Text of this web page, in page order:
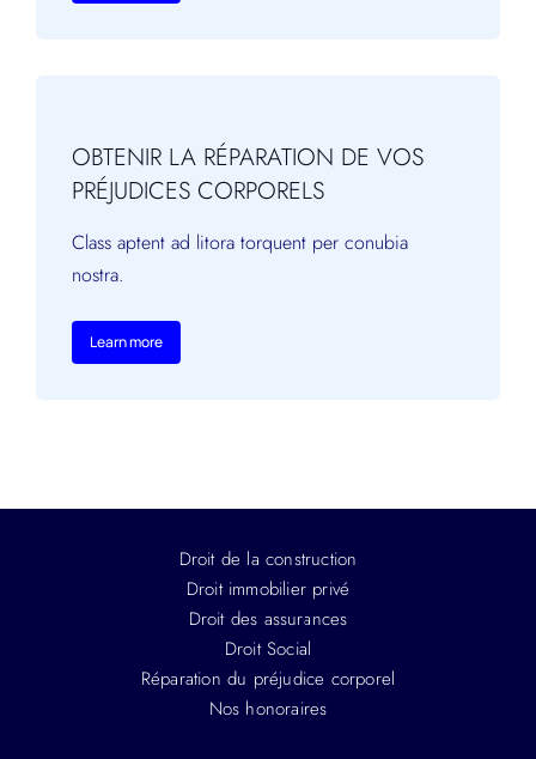
OBTENIR LA RÉPARATION DE VOS
PRÉJUDICES CORPORELS
Class aptent ad litora torquent per conubia
nostra.
Learn more
Droit de la construction
Droit immobilier privé
Droit des assurances
Droit Social
Réparation du préjudice corporel
Nos honoraires